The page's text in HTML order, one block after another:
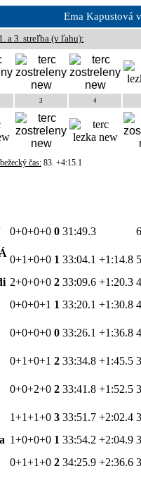
Ema Kapustová
1. a 3. streľba (v ľahu):
3 4
bežecký čas: 83. +4:15.1
0+0+0+0 0 31:49.3
0+1+0+0 1 33:04.1 +1:14.8
2+0+0+0 2 33:09.6 +1:20.3
0+0+0+1 1 33:20.1 +1:30.8
0+0+0+0 0 33:26.1 +1:36.8
0+1+0+1 2 33:34.8 +1:45.5
0+0+2+0 2 33:41.8 +1:52.5
1+1+1+0 3 33:51.7 +2:02.4
1+0+0+0 1 33:54.2 +2:04.9
0+1+1+0 2 34:25.9 +2:36.6